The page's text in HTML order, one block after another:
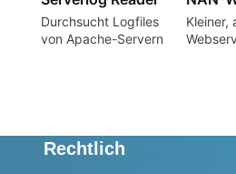
Durchsucht Logfiles
von Apache-Servern
Kleiner,
Rechtlich